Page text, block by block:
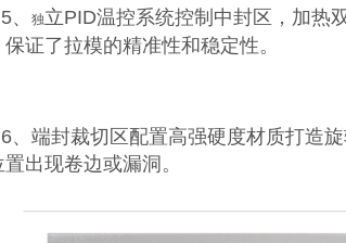
独立PID温控系统控制中封区，加热
证了拉模的精准性和稳定性。
端封裁切区配置高强硬度材质打造
置出现卷边或漏洞。